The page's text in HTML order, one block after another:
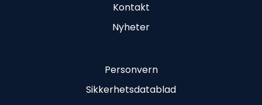
Kontakt
Nyheter
Personvern
Sikkerhetsdatablad